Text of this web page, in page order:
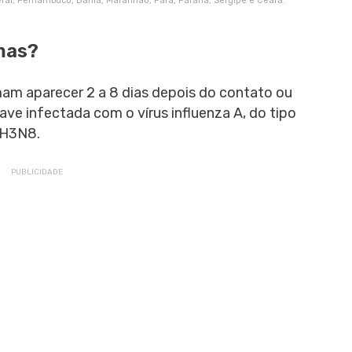
aparecer 2 a 8 dias depois do contato ou
infectada com o vírus influenza A, do tipo